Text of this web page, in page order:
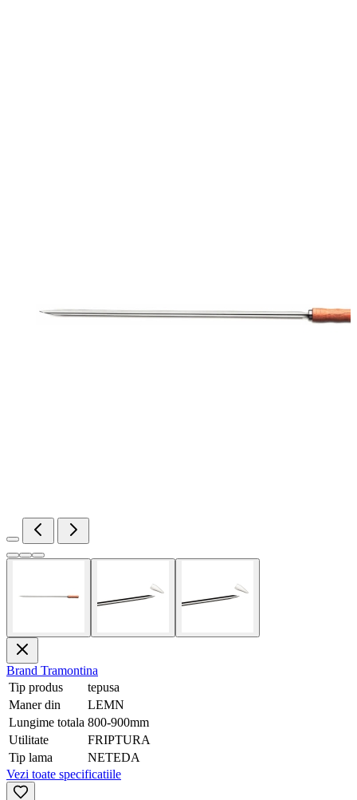
Brand Tramontina
Tip produs
tepusa
Maner din
LEMN
Lungime totala 800-900mm
Utilitate
FRIPTURA
Tip lama
NETEDA
Vezi toate specificatiile